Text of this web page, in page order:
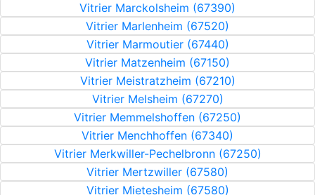
Vitrier Marckolsheim (67390)
Vitrier Marlenheim (67520)
Vitrier Marmoutier (67440)
Vitrier Matzenheim (67150)
Vitrier Meistratzheim (67210)
Vitrier Melsheim (67270)
Vitrier Memmelshoffen (67250)
Vitrier Menchhoffen (67340)
Vitrier Merkwiller-Pechelbronn (67250)
Vitrier Mertzwiller (67580)
Vitrier Mietesheim (67580)